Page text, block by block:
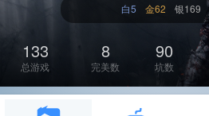
白5 金62 银169
133
总游戏
8
完美数
90
坑数